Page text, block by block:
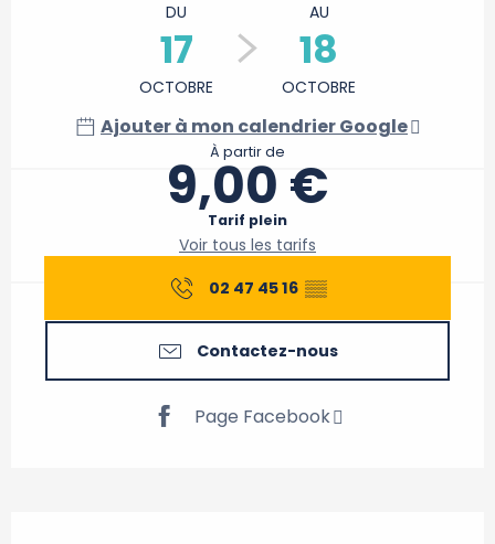
DU
17
OCTOBRE
AU
18
OCTOBRE
Ajouter à mon calendrier Google
À partir de
9,00 €
Tarif plein
Voir tous les tarifs
02 47 45 16 ▒▒
Contactez-nous
Page Facebook